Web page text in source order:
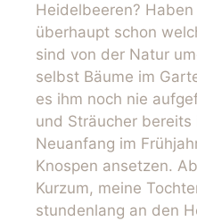
Heidelbeeren?
überhaupt schon
sind von der Natur
selbst Bäume im
es ihm noch nie
und Sträucher
Neuanfang im
Knospen ansetzen.
Kurzum, meine
stundenlang an den